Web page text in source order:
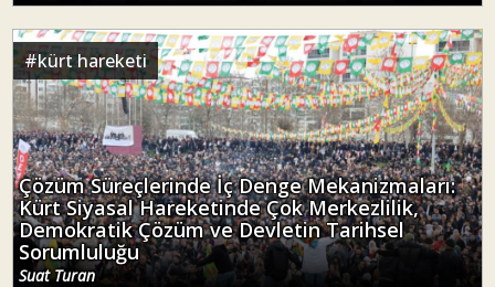
#kürt hareketi
Çözüm Süreçlerinde İç Denge Mekanizmaları:
Kürt Siyasal Hareketinde Çok Merkezlilik,
Demokratik Çözüm ve Devletin Tarihsel
Sorumluluğu
Suat Turan